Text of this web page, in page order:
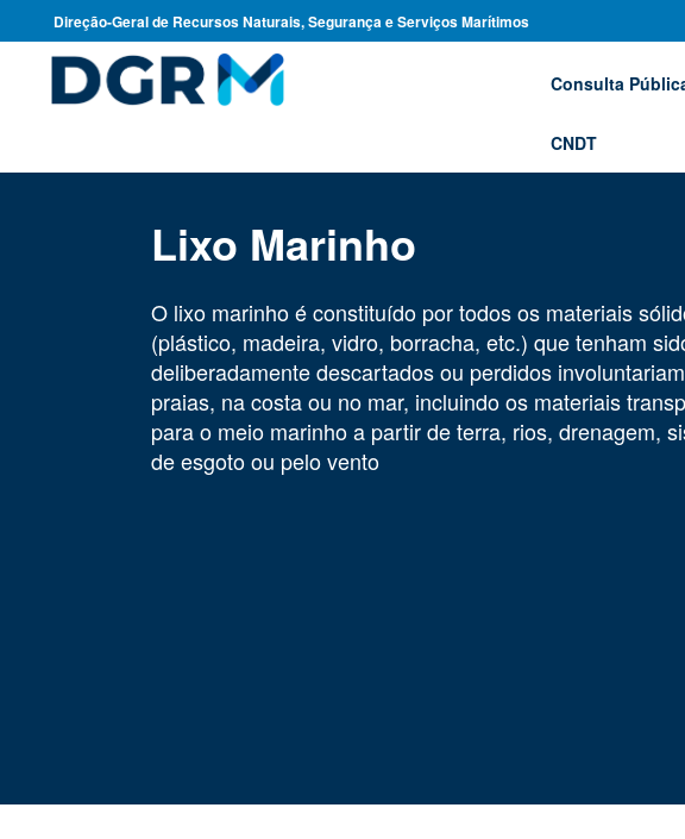
Direção-Geral de Recursos Naturais, Segurança e Serviços Marítimos
Consulta
CNDT
Lixo Marinho
O lixo marinho é constituído por todos os materiais
(plástico, madeira, vidro, borracha, etc.) que tenham
deliberadamente descartados ou perdidos
praias, na costa ou no mar, incluindo os materiais
para o meio marinho a partir de terra, rios, drenagem,
de esgoto ou pelo vento